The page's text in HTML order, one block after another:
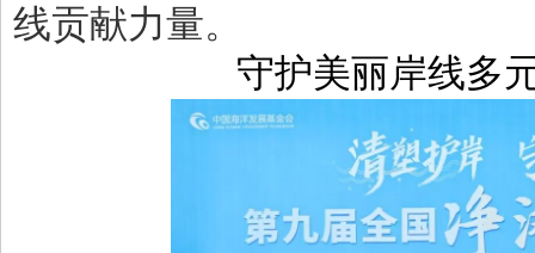
线贡献力量。
守护美丽岸线多